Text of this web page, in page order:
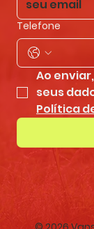
Telefone
Ao
Política